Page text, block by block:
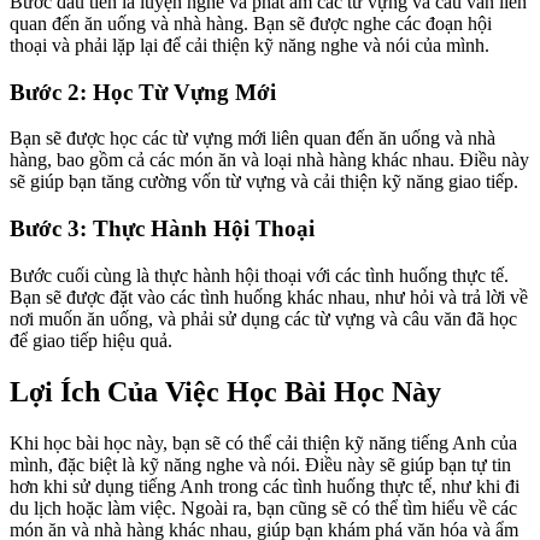
quan đến ăn uống và nhà hàng. Bạn sẽ được nghe các đoạn hội
thoại và phải lặp lại để cải thiện kỹ năng nghe và nói của mình.
Bước 2: Học Từ Vựng Mới
Bạn sẽ được học các từ vựng mới liên quan đến ăn uống và nhà
hàng, bao gồm cả các món ăn và loại nhà hàng khác nhau. Điều này
sẽ giúp bạn tăng cường vốn từ vựng và cải thiện kỹ năng giao tiếp.
Bước 3: Thực Hành Hội Thoại
Bước cuối cùng là thực hành hội thoại với các tình huống thực tế.
Bạn sẽ được đặt vào các tình huống khác nhau, như hỏi và trả lời về
nơi muốn ăn uống, và phải sử dụng các từ vựng và câu văn đã học
để giao tiếp hiệu quả.
Lợi Ích Của Việc Học Bài Học Này
Khi học bài học này, bạn sẽ có thể cải thiện kỹ năng tiếng Anh của
mình, đặc biệt là kỹ năng nghe và nói. Điều này sẽ giúp bạn tự tin
hơn khi sử dụng tiếng Anh trong các tình huống thực tế, như khi đi
du lịch hoặc làm việc. Ngoài ra, bạn cũng sẽ có thể tìm hiểu về các
món ăn và nhà hàng khác nhau, giúp bạn khám phá văn hóa và ẩm